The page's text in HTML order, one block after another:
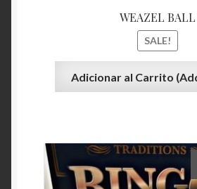
WEAZEL BALL
SALE!
Adicionar al Carrito